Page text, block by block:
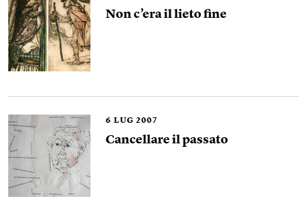
Non c’era il lieto fine
6 LUG 2007
Cancellare il passato